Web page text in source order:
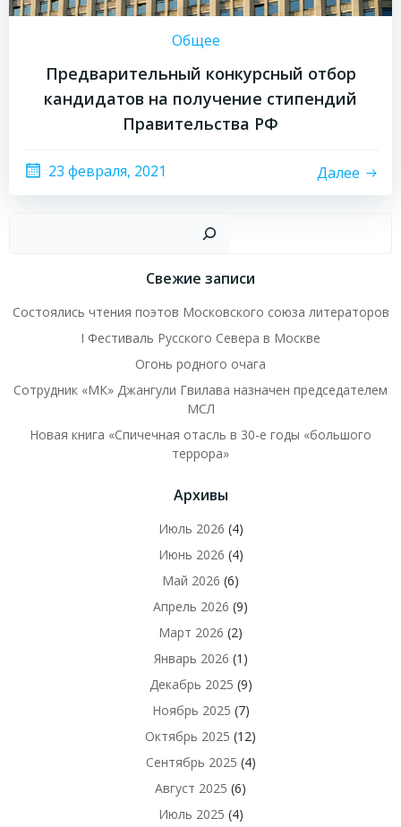
Общее
Предварительный конкурсный отбор
кандидатов на получение стипендий
Правительства РФ
23 февраля, 2021 Далее
Свежие записи
Состоялись чтения поэтов Московского союза литераторов
I Фестиваль Русского Севера в Москве
Огонь родного очага
Сотрудник «МК» Джангули Гвилава назначен председателем
МСЛ
Новая книга «Спичечная отасль в 30-е годы «большого
террора»
Архивы
Июль 2026 (4)
Июнь 2026 (4)
Май 2026 (6)
Апрель 2026 (9)
Март 2026 (2)
Январь 2026 (1)
Декабрь 2025 (9)
Ноябрь 2025 (7)
Октябрь 2025 (12)
Сентябрь 2025 (4)
Август 2025 (6)
Июль 2025 (4)